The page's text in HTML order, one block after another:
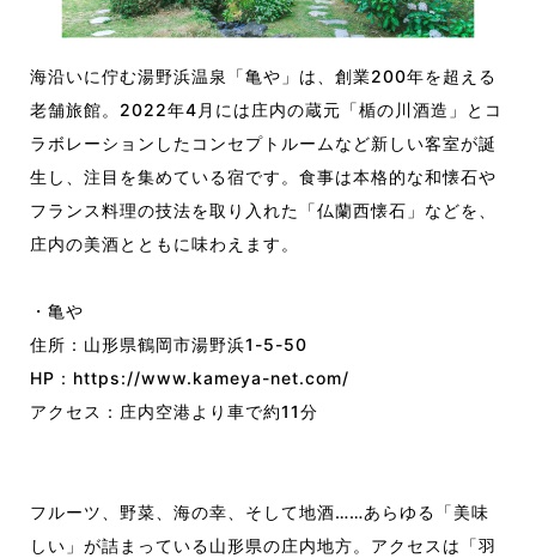
海沿いに佇む湯野浜温泉「亀や」は、創業200年を超える
老舗旅館。2022年4月には庄内の蔵元「楯の川酒造」とコ
ラボレーションしたコンセプトルームなど新しい客室が誕
生し、注目を集めている宿です。食事は本格的な和懐石や
フランス料理の技法を取り入れた「仏蘭西懐石」などを、
庄内の美酒とともに味わえます。
・亀や
住所：山形県鶴岡市湯野浜1-5-50
HP： https://www.kameya-net.com/
アクセス：庄内空港より車で約11分
フルーツ、野菜、海の幸、そして地酒……あらゆる「美味
しい」が詰まっている山形県の庄内地方。アクセスは「羽